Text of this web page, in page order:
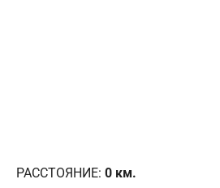
РАССТОЯНИЕ: 0 км.